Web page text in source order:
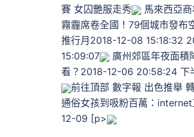
賽 女囚艷服走秀
馬來西亞
霧霾席卷全國！79個城市發布
推行月2018-12-08 15:18:32
15:09:07
廣州郊區年夜面積
看？2018-12-06 20:58:24 下
前往頂部 數字報 出色推舉
通俗女孩到吸粉百萬：
12-09 [p>